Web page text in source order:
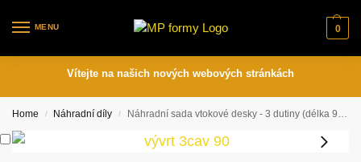
MENU 0
Vítejte na našich nových webových stránkách
Home / Náhradní díly / Náhradní sada vtokové desky - 3 dutiny (délka 90 mm)